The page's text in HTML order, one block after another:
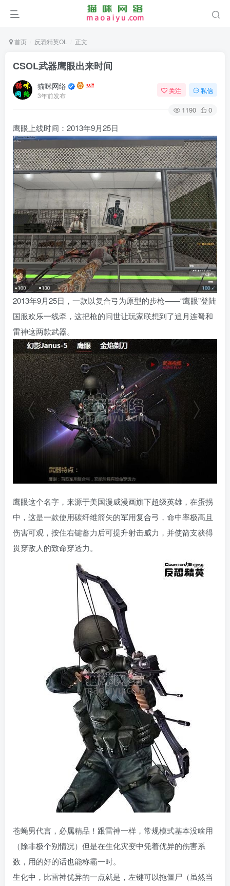
首页 反恐精英OL 正文
CSOL武器鹰眼出来时间
猫咪网络
3年前发布
关注 私信
1190 0
鹰眼上线时间：2013年9月25日
2013年9月25日，一款以复合弓为原型的步枪——“鹰眼”登陆
国服欢乐一线牵，这把枪的问世让玩家联想到了追月连弩和
雷神这两款武器。
鹰眼这个名字，来源于美国漫威漫画旗下超级英雄，在蛋拐
中，这是一款使用碳纤维箭矢的军用复合弓，命中率极高且
伤害可观，按住右键蓄力后可提升射击威力，并使箭支获得
贯穿敌人的致命穿透力。
苍蝇男代言，必属精品！跟雷神一样，常规模式基本没啥用
（除非极个别情况）但是在生化灾变中凭着优异的伤害系
数，用的好的话也能称霸一时。
生化中，比雷神优异的一点就是，左键可以拖僵尸（虽然当